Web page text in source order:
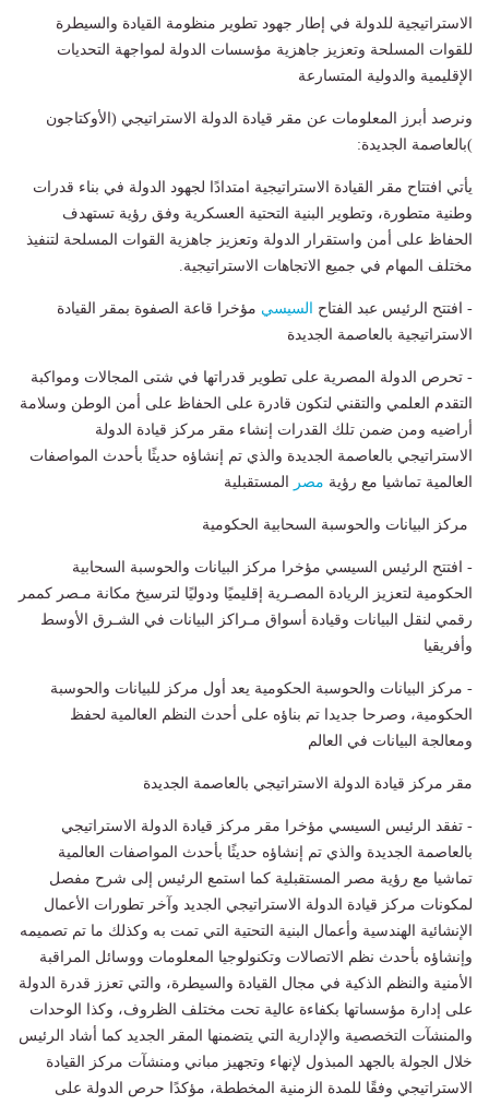
الاستراتيجية للدولة في إطار جهود تطوير منظومة القيادة والسيطرة
للقوات المسلحة وتعزيز جاهزية مؤسسات الدولة لمواجهة التحديات
الإقليمية والدولية المتسارعة
ونرصد أبرز المعلومات عن مقر قيادة الدولة الاستراتيجي (الأوكتاجون
)بالعاصمة الجديدة:
يأتي افتتاح مقر القيادة الاستراتيجية امتدادًا لجهود الدولة في بناء قدرات
وطنية متطورة، وتطوير البنية التحتية العسكرية وفق رؤية تستهدف
الحفاظ على أمن واستقرار الدولة وتعزيز جاهزية القوات المسلحة لتنفيذ
مختلف المهام في جميع الاتجاهات الاستراتيجية.
- افتتح الرئيس عبد الفتاح السيسي مؤخرا قاعة الصفوة بمقر القيادة
الاستراتيجية بالعاصمة الجديدة
- تحرص الدولة المصرية على تطوير قدراتها في شتى المجالات ومواكبة
التقدم العلمي والتقني لتكون قادرة على الحفاظ على أمن الوطن وسلامة
أراضيه ومن ضمن تلك القدرات إنشاء مقر مركز قيادة الدولة
الاستراتيجي بالعاصمة الجديدة والذي تم إنشاؤه حديثًا بأحدث المواصفات
العالمية تماشيا مع رؤية مصر المستقبلية
مركز البيانات والحوسبة السحابية الحكومية
- افتتح الرئيس السيسي مؤخرا مركز البيانات والحوسبة السحابية
الحكومية لتعزيز الريادة المصـرية إقليميًا ودوليًا لترسيخ مكانة مـصر كممر
رقمي لنقل البيانات وقيادة أسواق مـراكز البيانات في الشـرق الأوسط
وأفريقيا
- مركز البيانات والحوسبة الحكومية يعد أول مركز للبيانات والحوسبة
الحكومية، وصرحا جديدا تم بناؤه على أحدث النظم العالمية لحفظ
ومعالجة البيانات في العالم
مقر مركز قيادة الدولة الاستراتيجي بالعاصمة الجديدة
- تفقد الرئيس السيسي مؤخرا مقر مركز قيادة الدولة الاستراتيجي
بالعاصمة الجديدة والذي تم إنشاؤه حديثًا بأحدث المواصفات العالمية
تماشيا مع رؤية مصر المستقبلية كما استمع الرئيس إلى شرح مفصل
لمكونات مركز قيادة الدولة الاستراتيجي الجديد وآخر تطورات الأعمال
الإنشائية الهندسية وأعمال البنية التحتية التي تمت به وكذلك ما تم تصميمه
وإنشاؤه بأحدث نظم الاتصالات وتكنولوجيا المعلومات ووسائل المراقبة
الأمنية والنظم الذكية في مجال القيادة والسيطرة، والتي تعزز قدرة الدولة
على إدارة مؤسساتها بكفاءة عالية تحت مختلف الظروف، وكذا الوحدات
والمنشآت التخصصية والإدارية التي يتضمنها المقر الجديد كما أشاد الرئيس
خلال الجولة بالجهد المبذول لإنهاء وتجهيز مباني ومنشآت مركز القيادة
الاستراتيجي وفقًا للمدة الزمنية المخططة، مؤكدًا حرص الدولة على